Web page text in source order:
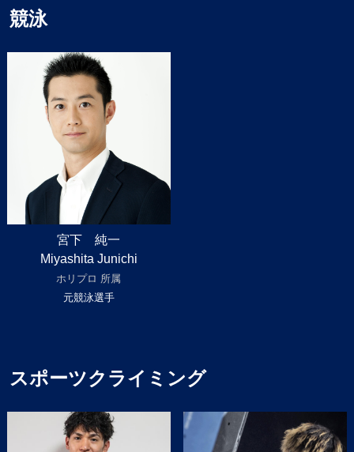
競泳
宮下 純一
Miyashita Junichi
ホリプロ 所属
元競泳選手
スポーツクライミング